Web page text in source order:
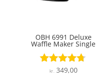
OBH 6991 Deluxe
Waffle Maker Single
Vurderet
kr.349,00